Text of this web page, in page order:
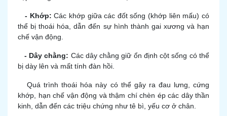
- Khớp: Các khớp giữa các đốt sống (khớp liên mấu) có
thể bị thoái hóa, dẫn đến sự hình thành gai xương và hạn
chế vận động.
- Dây chằng: Các dây chằng giữ ổn định cột sống có thể
bị dày lên và mất tính đàn hồi.
Quá trình thoái hóa này có thể gây ra đau lưng, cứng
khớp, hạn chế vận động và thậm chí chèn ép các dây thần
kinh, dẫn đến các triệu chứng như tê bì, yếu cơ ở chân.